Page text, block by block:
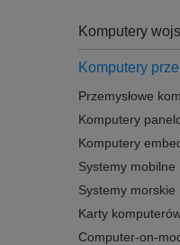
Komputery
Komputery
Przemysłowe
Komputery
Komputery
Systemy mobilne
Systemy morskie
Karty
Computer-on-